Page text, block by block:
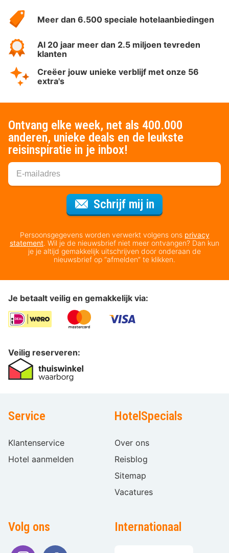
HotelSpecials
Meer dan 6.500 speciale hotelaanbiedingen
Al 20 jaar meer dan 2.5 miljoen tevreden
klanten
Creëer jouw unieke verblijf met onze 56
extra's
Ontvang elke week, net als 400.000
anderen, unieke deals en de leukste
reisinspiratie in je inbox!
Schrijf mij in
Persoonsgegevens worden verwerkt volgens ons privacy
statement. Wil je de nieuwsbrief niet meer ontvangen? Dan kun
je je altijd gemakkelijk uitschrijven door onderaan de
nieuwsbrief op “afmelden” te klikken.
Je betaalt veilig en gemakkelijk via:
Veilig reserveren:
Service
Klantenservice
Hotel aanmelden
HotelSpecials
Over ons
Reisblog
Sitemap
Vacatures
Volg ons Internationaal